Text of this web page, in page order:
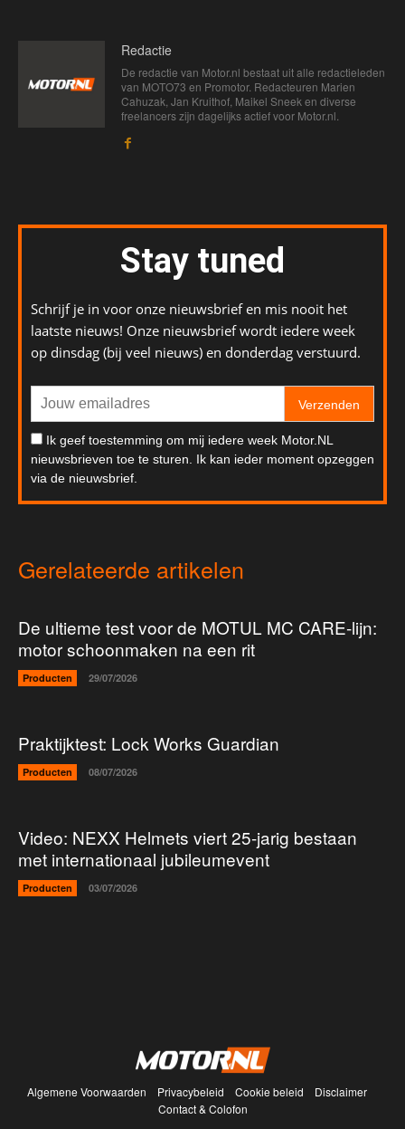
Redactie
De redactie van Motor.nl bestaat uit alle redactieleden
van MOTO73 en Promotor. Redacteuren Marien
Cahuzak, Jan Kruithof, Maikel Sneek en diverse
freelancers zijn dagelijks actief voor Motor.nl.
Stay tuned
Schrijf je in voor onze nieuwsbrief en mis nooit het
laatste nieuws! Onze nieuwsbrief wordt iedere week
op dinsdag (bij veel nieuws) en donderdag verstuurd.
Verzenden
Ik geef toestemming om mij iedere week Motor.NL
nieuwsbrieven toe te sturen. Ik kan ieder moment opzeggen
via de nieuwsbrief.
Gerelateerde artikelen
De ultieme test voor de MOTUL MC CARE-lijn:
motor schoonmaken na een rit
Producten 29/07/2026
Praktijktest: Lock Works Guardian
Producten 08/07/2026
Video: NEXX Helmets viert 25-jarig bestaan
met internationaal jubileumevent
Producten 03/07/2026
Algemene Voorwaarden Privacybeleid Cookie beleid
Disclaimer
Contact & Colofon